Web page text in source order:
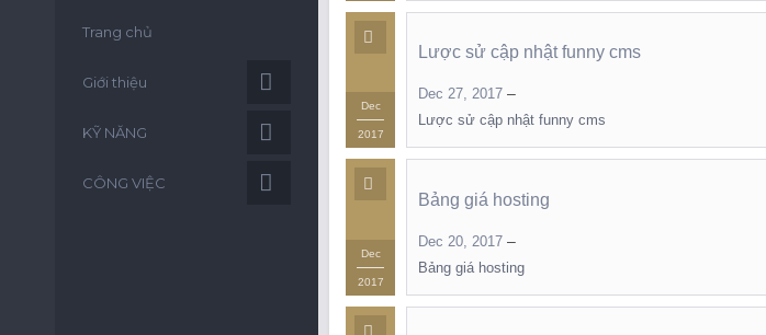
Trang chủ
Giới thiệu
KỸ NĂNG
CÔNG VIỆC
Dec
2017
Lược sử cập nhật funny cms
Dec 27, 2017 –
Lược sử cập nhật funny cms
Dec
2017
Bảng giá hosting
Dec 20, 2017 –
Bảng giá hosting